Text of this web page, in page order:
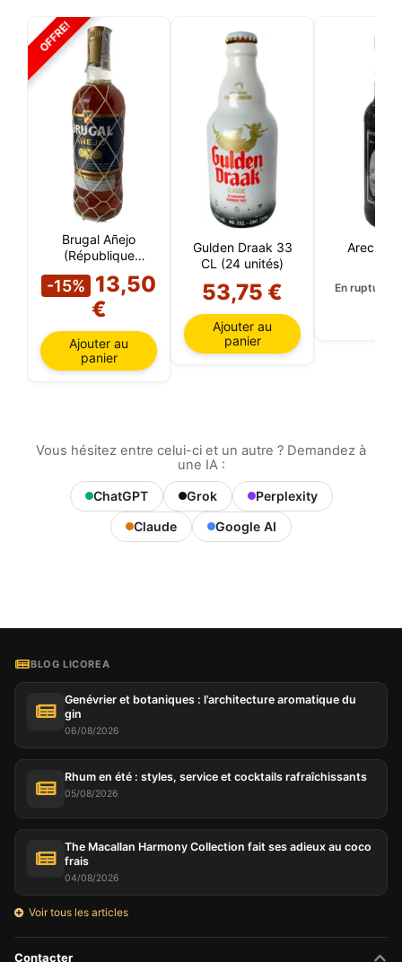
OFFRE!
Brugal Añejo
(République
Dominicaine)
-15%
13,50
€
Ajouter au
panier
Gulden Draak 33
CL (24 unités)
53,75 €
Ajouter au
panier
Arecha
En rupture
Vous hésitez entre celui-ci et un autre ? Demandez à
une IA :
ChatGPT Grok
Perplexity
Claude
Google AI
BLOG LICOREA
Genévrier et botaniques : l’architecture aromatique du
gin
06/08/2026
Rhum en été : styles, service et cocktails rafraîchissants
05/08/2026
The Macallan Harmony Collection fait ses adieux au coco
frais
04/08/2026
Voir tous les articles
Contacter